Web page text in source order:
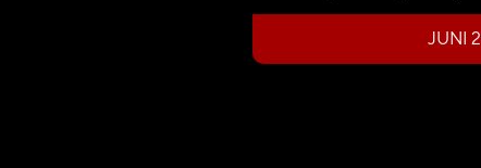
JUNI